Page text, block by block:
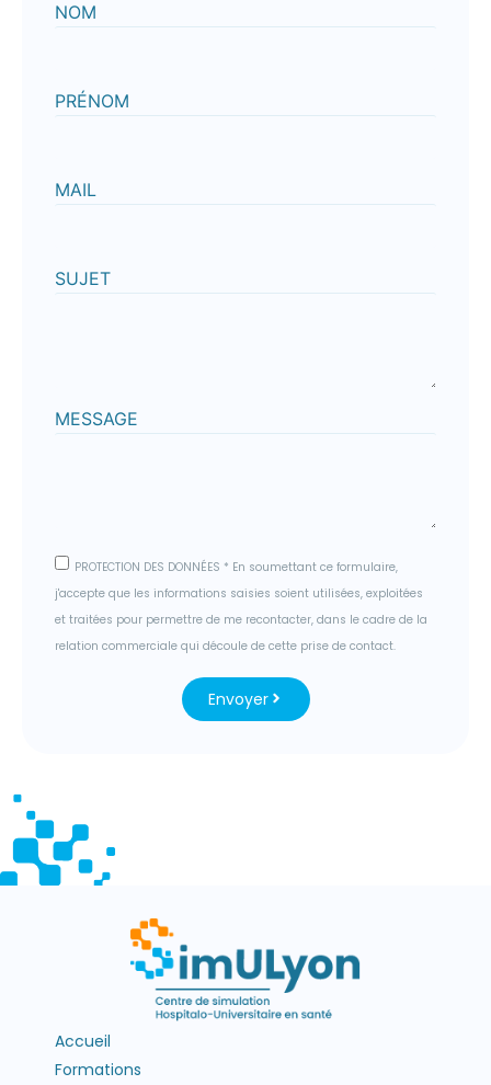
NOM
PRÉNOM
MAIL
SUJET
MESSAGE
PROTECTION DES DONNÉES * En soumettant ce formulaire,
j'accepte que les informations saisies soient utilisées, exploitées
et traitées pour permettre de me recontacter, dans le cadre de la
relation commerciale qui découle de cette prise de contact.
Envoyer
Accueil
Formations